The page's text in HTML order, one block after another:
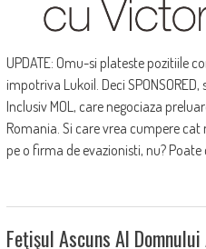
UPDATE: Omu-si plateste pozitiile
impotriva Lukoil. Deci
Inclusiv MOL, care negociaza
Romania. Si care vrea cumpere
pe o firma de evazionisti, nu?
Feţişul Ascuns Al